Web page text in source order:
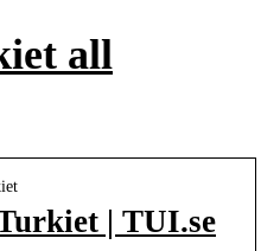
all
| TUI.se